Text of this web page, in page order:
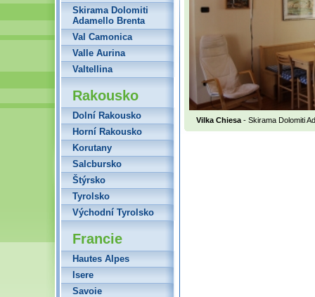
Vilka Chiesa - Skirama Dolomiti
Skirama Dolomiti
Adamello Brenta
Val Camonica
Valle Aurina
Valtellina
Rakousko
Dolní Rakousko
Horní Rakousko
Korutany
Salcbursko
Štýrsko
Tyrolsko
Východní Tyrolsko
Francie
Hautes Alpes
Isere
Savoie